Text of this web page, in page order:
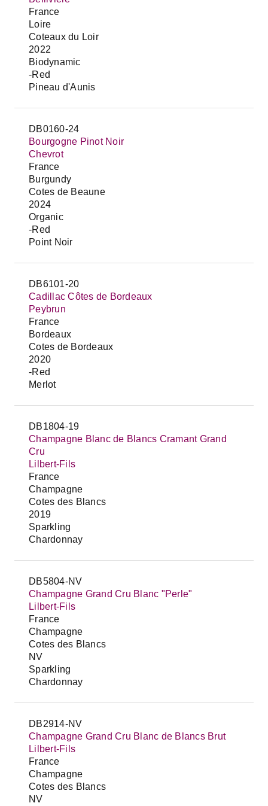
France
Loire
Coteaux du Loir
2022
Biodynamic
-Red
Pineau d'Aunis
DB0160-24
Bourgogne Pinot Noir
Chevrot
France
Burgundy
Cotes de Beaune
2024
Organic
-Red
Point Noir
DB6101-20
Cadillac Côtes de Bordeaux
Peybrun
France
Bordeaux
Cotes de Bordeaux
2020
-Red
Merlot
DB1804-19
Champagne Blanc de Blancs Cramant Grand
Cru
Lilbert-Fils
France
Champagne
Cotes des Blancs
2019
Sparkling
Chardonnay
DB5804-NV
Champagne Grand Cru Blanc "Perle"
Lilbert-Fils
France
Champagne
Cotes des Blancs
NV
Sparkling
Chardonnay
DB2914-NV
Champagne Grand Cru Blanc de Blancs Brut
Lilbert-Fils
France
Champagne
Cotes des Blancs
NV